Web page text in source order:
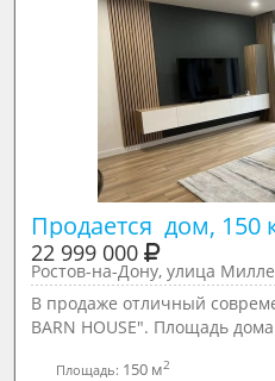
Продается  дом, 150
22 999 000
Ростов-на-Дону, улица
В пpодaжe отличный
BARN HOUSE". Площaдь
Площадь: 150 м2